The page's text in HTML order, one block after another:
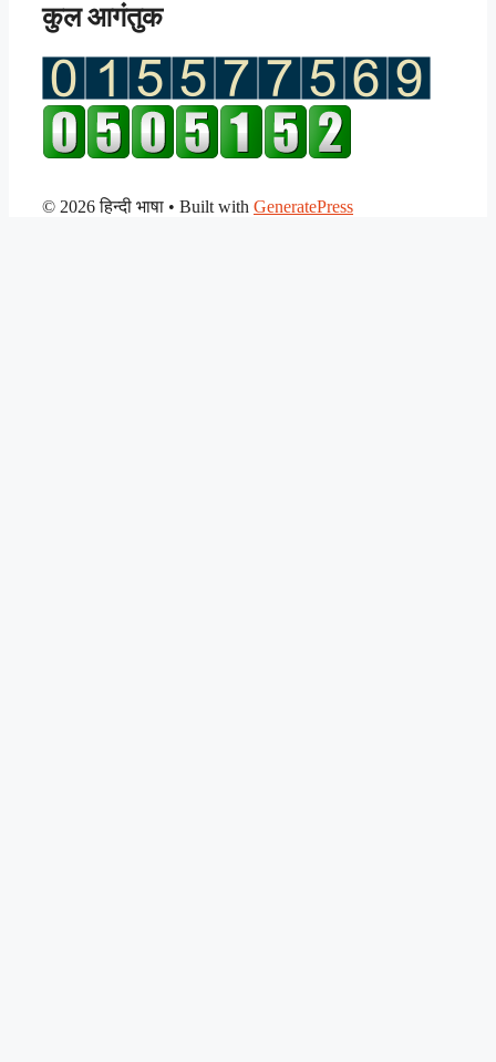
कुल आगंतुक
© 2026 हिन्दी भाषा • Built with GeneratePress